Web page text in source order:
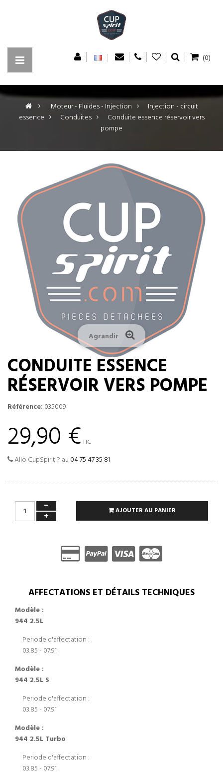
(0)
> Moteur - Fluides - Injection >
Injection - circuit
essence > Conduites >
Conduite essence réservoir vers
pompe
Agrandir
CONDUITE ESSENCE
RÉSERVOIR VERS POMPE
Référence: 035009
29,90 € TTC
Allo CupSpirit ? au 04 75 47 35 81
AJOUTER AU PANIER
AFFECTATIONS ET DÉTAILS TECHNIQUES
Modèle :
944 2.5L
Periode d'affectation :
03.85 - 07.91
Modèle :
944 2.5L S
Periode d'affectation :
03.85 - 07.91
Modèle :
944 2.5L Turbo
Periode d'affectation :
03.85 - 07.91